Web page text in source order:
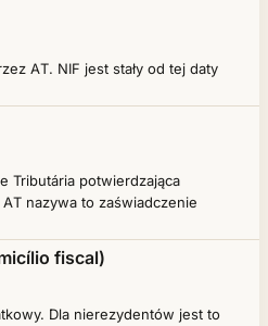
AT. NIF jest stały od tej daty
Tributária potwierdzająca
nazywa to zaświadczenie
fiscal)
Dla nierezydentów jest to